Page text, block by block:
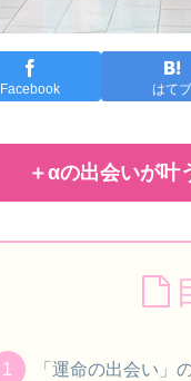
Facebook はてブ
＋αの出会いが叶
「運命の出会い」